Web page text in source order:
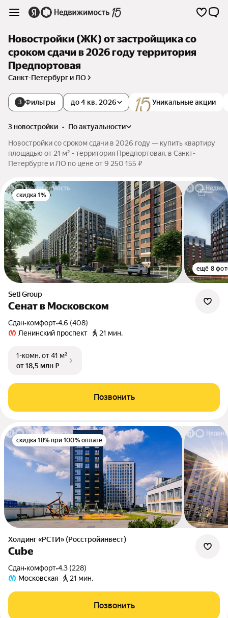
Новостройки (ЖК) от застройщика со
сроком сдачи в 2026 году территория
Предпортовая
Санкт-Петербург и ЛО
3 Фильтры Уникальные акции
до 4 кв. 2026
3 новостройки •
по актуальности
Новостройки со сроком сдачи в 2026 году — купить квартиру
площадью от 21 м² - территория Предпортовая, в Санкт-
Петербурге и ЛО по цене от 9 250 155 ₽
скидка 1%
ещё 8
Setl Group
Сенат в Московском
Сдан•комфорт•4.6 (408)
Ленинский проспект
21 мин.
1-комн.от 41 м²
от 18,5 млн ₽
Позвонить
скидка 18% при 100% оплате
Холдинг «РСТИ» (Росстройинвест)
Cube
Сдан•комфорт•4.3 (228)
Московская
21 мин.
Позвонить